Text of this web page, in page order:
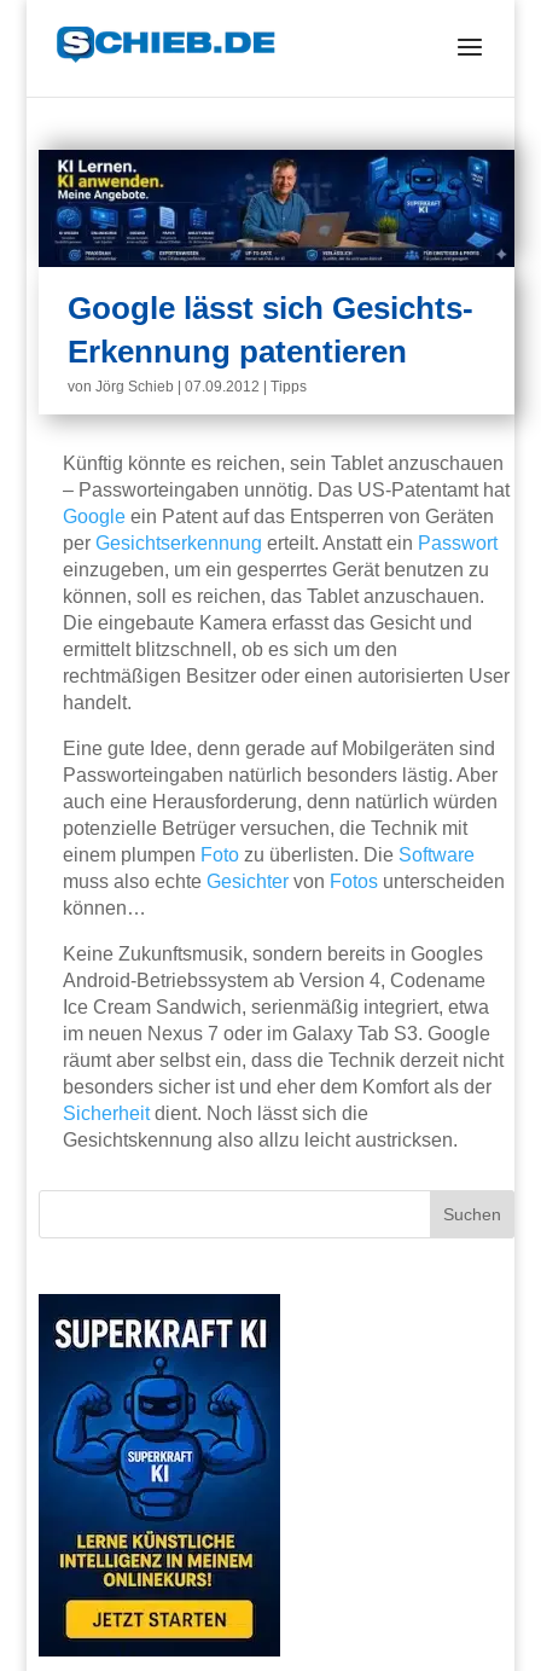
Google lässt sich Gesichts-
Erkennung patentieren
vonJörg Schieb |07.09.2012 |Tipps
Künftig könnte es reichen, sein Tablet anzuschauen
– Passworteingaben unnötig. Das US-Patentamt hat
Google ein Patent auf das Entsperren von Geräten
perGesichtserkennung erteilt. Anstatt ein Passwort
einzugeben, um ein gesperrtes Gerät benutzen zu
können, soll es reichen, das Tablet anzuschauen.
Die eingebaute Kamera erfasst das Gesicht und
ermittelt blitzschnell, ob es sich um den
rechtmäßigen Besitzer oder einen autorisierten User
handelt.
Eine gute Idee, denn gerade auf Mobilgeräten sind
Passworteingaben natürlich besonders lästig. Aber
auch eine Herausforderung, denn natürlich würden
potenzielle Betrüger versuchen, die Technik mit
einem plumpen Foto zu überlisten. Die Software
muss also echteGesichter von Fotos unterscheiden
können…
Keine Zukunftsmusik, sondern bereits in Googles
Android-Betriebssystem ab Version 4, Codename
Ice Cream Sandwich, serienmäßig integriert, etwa
im neuen Nexus 7 oder im Galaxy Tab S3. Google
räumt aber selbst ein, dass die Technik derzeit nicht
besonders sicher ist und eher dem Komfort als der
Sicherheitdient. Noch lässt sich die
Gesichtskennung also allzu leicht austricksen.